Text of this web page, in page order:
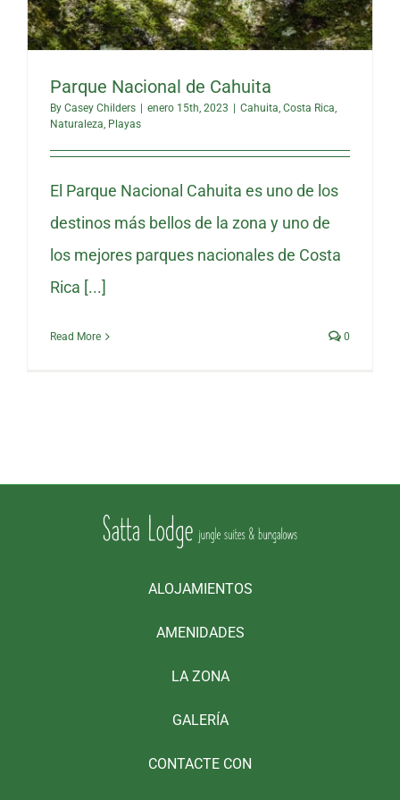
Parque Nacional de Cahuita
By Casey Childers | enero 15th, 2023 | Cahuita, Costa Rica,
Naturaleza, Playas
El Parque Nacional Cahuita es uno de los
destinos más bellos de la zona y uno de
los mejores parques nacionales de Costa
Rica [...]
Read More 0
ALOJAMIENTOS
AMENIDADES
LA ZONA
GALERÍA
CONTACTE CON